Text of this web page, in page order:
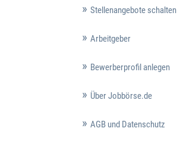
Stellenangebote schalten
Arbeitgeber
Bewerberprofil anlegen
Über Jobbörse.de
AGB und Datenschutz